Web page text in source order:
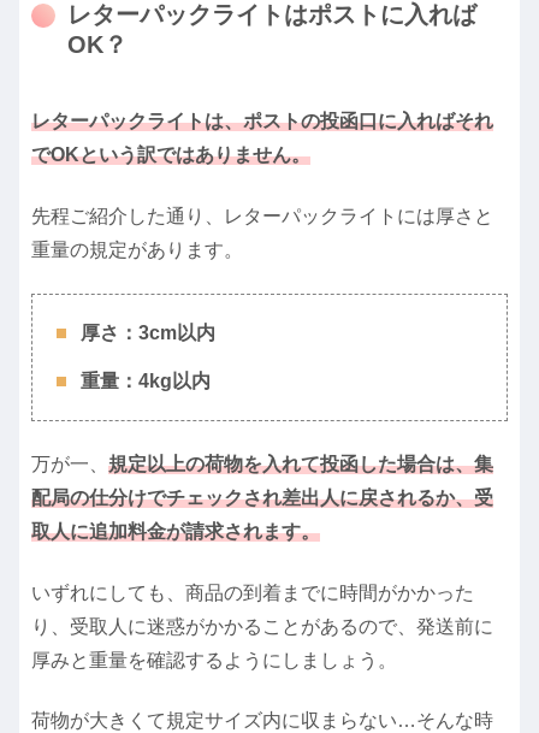
レターパックライトはポストに入れば
OK？
レターパックライトは、ポストの投函口に入ればそれ
でOKという訳ではありません。
先程ご紹介した通り、レターパックライトには厚さと
重量の規定があります。
厚さ：3cm以内
重量：4kg以内
万が一、 規定以上の荷物を入れて投函した場合は、集
配局の仕分けでチェックされ差出人に戻されるか、受
取人に追加料金が請求されます。
いずれにしても、商品の到着までに時間がかかった
り、受取人に迷惑がかかることがあるので、発送前に
厚みと重量を確認するようにしましょう。
荷物が大きくて規定サイズ内に収まらない…そんな時